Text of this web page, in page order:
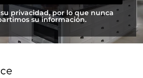
privacidad, por lo que nunca
su información.